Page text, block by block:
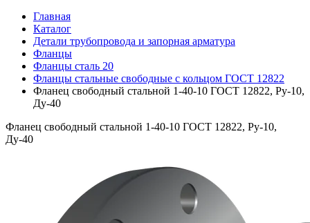
Главная
Каталог
Детали трубопровода и запорная арматура
Фланцы
Фланцы сталь 20
Фланцы стальные свободные с кольцом ГОСТ 12822
Фланец свободный стальной 1-40-10 ГОСТ 12822, Ру-10,
Ду-40
Фланец свободный стальной 1-40-10 ГОСТ 12822, Ру-10,
Ду-40